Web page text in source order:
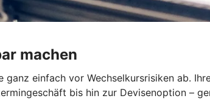
machen
einfach vor Wechselkursrisiken ab.
bis hin zur Devisenoption –